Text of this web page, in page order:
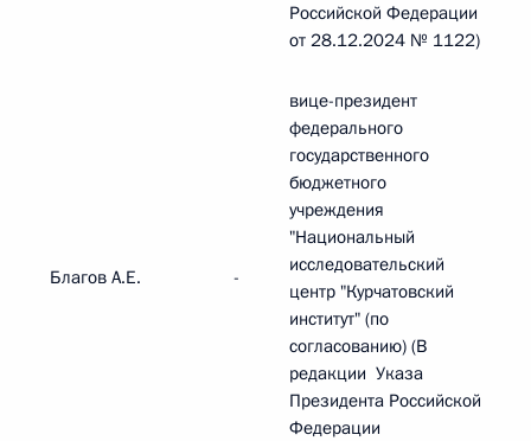
Российской Федерации
от 28.12.2024 № 1122)
Благов А.Е. -
вице-президент
федерального
государственного
бюджетного
учреждения
"Национальный
исследовательский
центр "Курчатовский
институт" (по
согласованию) (В
редакции Указа
Президента Российской
Федерации